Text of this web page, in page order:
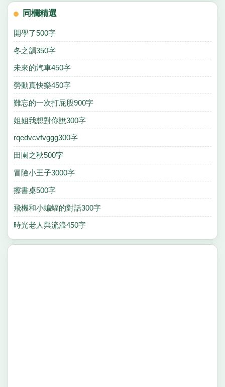
同欄精選
開學了500字
冬之韻350字
未來的汽車450字
勞動真快樂450字
難忘的一次打屁股900字
姐姐我想對你說300字
rqedvcvfvggg300字
田園之秋500字
冒險小王子3000字
擦書桌500字
飛機和小蝙蝠的對話300字
時光老人與流浪450字